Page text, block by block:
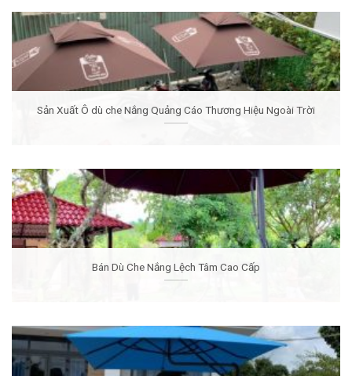
Sản Xuất Ô dù che Nắng Quảng Cáo Thương Hiệu Ngoài Trời
Bán Dù Che Nắng Lệch Tâm Cao Cấp